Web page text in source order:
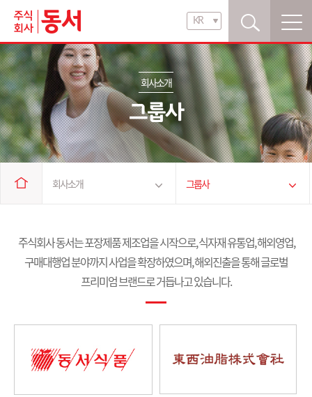
KR
KR
EN
회사소개
그룹사
회사소개
브랜드 소개
채용정보
공지사항
그룹사
사업영역
영업소
그룹사
주식회사 동서는 포장제품 제조업을 시작으로, 식자재 유통업, 해외영업,
구매대행업 분야까지 사업을 확장하였으며,해외진출을 통해 글로벌
프리미엄 브랜드로 거듭나고 있습니다.